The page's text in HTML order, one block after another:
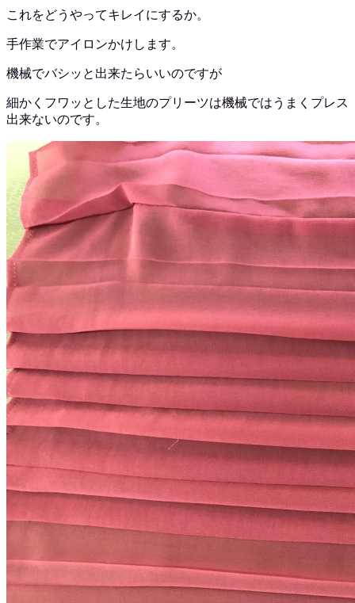
これをどうやってキレイにするか。
手作業でアイロンかけします。
機械でバシッと出来たらいいのですが
細かくフワッとした生地のプリーツは機械ではうまくプレス
出来ないのです。